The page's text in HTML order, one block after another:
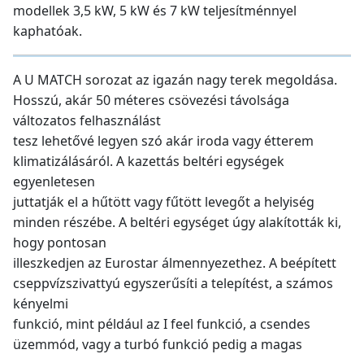
modellek 3,5 kW, 5 kW és 7 kW teljesítménnyel
kaphatóak.
A U MATCH sorozat az igazán nagy terek megoldása.
Hosszú, akár 50 méteres csövezési távolsága
változatos felhasználást
tesz lehetővé legyen szó akár iroda vagy étterem
klimatizálásáról. A kazettás beltéri egységek
egyenletesen
juttatják el a hűtött vagy fűtött levegőt a helyiség
minden részébe. A beltéri egységet úgy alakították ki,
hogy pontosan
illeszkedjen az Eurostar álmennyezethez. A beépített
cseppvízszivattyú egyszerűsíti a telepítést, a számos
kényelmi
funkció, mint például az I feel funkció, a csendes
üzemmód, vagy a turbó funkció pedig a magas